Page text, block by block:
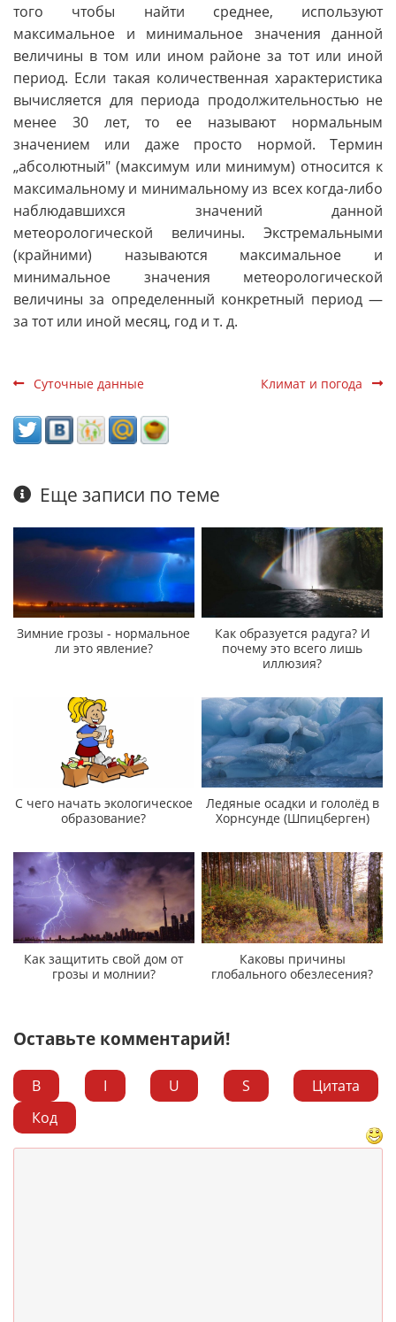
того чтобы найти среднее, используют
максимальное и минимальное значения данной
величины в том или ином районе за тот или иной
период. Если такая количественная характеристика
вычисляется для периода продолжительностью не
менее 30 лет, то ее называют нормальным
значением или даже просто нормой. Термин
„абсолютный" (максимум или минимум) относится к
максимальному и минимальному из всех когда-либо
наблюдавшихся значений данной
метеорологической величины. Экстремальными
(крайними) называются максимальное и
минимальное значения метеорологической
величины за определенный конкретный период —
за тот или иной месяц, год и т. д.
Суточные данные Климат и погода
Еще записи по теме
Зимние грозы - нормальное
ли это явление?
Как образуется радуга? И
почему это всего лишь
иллюзия?
С чего начать экологическое
образование?
Ледяные осадки и гололёд в
Хорнсунде (Шпицберген)
Как защитить свой дом от
грозы и молнии?
Каковы причины
глобального обезлесения?
Оставьте комментарий!
B I U S
Цитата
Код